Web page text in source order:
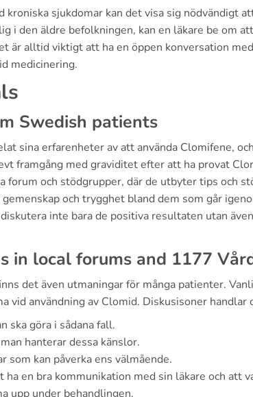
sjukdomar kan det visa sig nödvändigt
i den äldre befolkningen, kan en läkare be om
är alltid viktigt att ha en öppen konversation
medicinering.
Swedish patients
sina erfarenheter av att använda Clomifene,
framgång med graviditet efter att ha provat
forum och stödgrupper, där de utbyter tips och
och trygghet bland dem som går
inte bara de positiva resultaten utan
in local forums and 1177
det även utmaningar för många patienter.
vid användning av Clomid. Diskusisoner handlar
ska göra i sådana fall.
hanterar dessa känslor.
som kan påverka ens välmående.
en bra kommunikation med sin läkare och att
upp under behandlingen.